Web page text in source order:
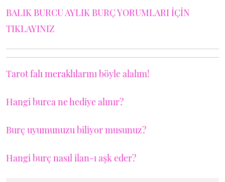
BALIK BURCU AYLIK BURÇ YORUMLARI İÇİN
TIKLAYINIZ
Tarot falı meraklılarını böyle alalım!
Hangi burca ne hediye alınır?
Burç uyumunuzu biliyor musunuz?
Hangi burç nasıl ilan-ı aşk eder?